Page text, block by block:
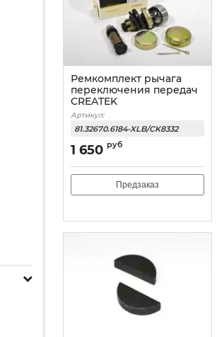
Ремкомплект рычага
переключения передач
CREATEK
Артикул:
81.32670.6184-XLB/CK8332
1 650 руб
Предзаказ